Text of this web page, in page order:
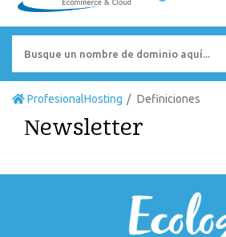
ProfesionalHosting Definiciones
Newsletter